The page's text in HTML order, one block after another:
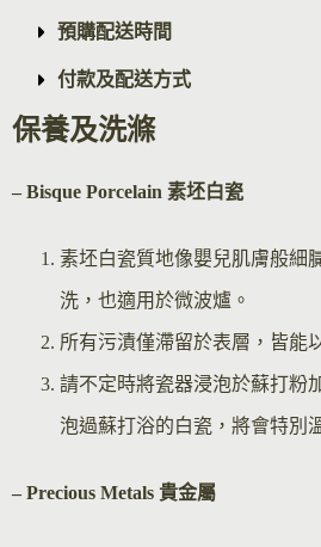
預購配送時間
付款及配送方式
保養及洗滌
– Bisque Porcelain 素坯白瓷
素坯白瓷質地像嬰兒肌膚般細
洗，也適用於微波爐。
所有污漬僅滯留於表層，皆能
請不定時將瓷器浸泡於蘇打粉
泡過蘇打浴的白瓷，將會特別
– Precious Metals 貴金屬